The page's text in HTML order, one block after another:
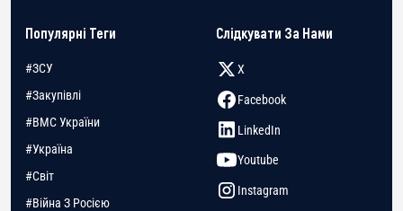
Популярні Теги
#ЗСУ
#Закупівлі
#ВМС України
#Україна
#Світ
#Війна З Росією
Слідкувати За Нами
X
Facebook
LinkedIn
Youtube
Instagram